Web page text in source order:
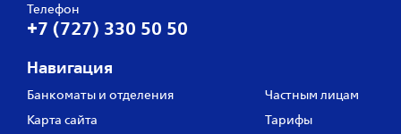
Телефон
+7 (727) 330 50 50
Навигация
Банкоматы и отделения
Карта сайта
Частным лицам
Тарифы